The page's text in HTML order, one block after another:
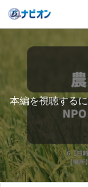
本編を視聴する